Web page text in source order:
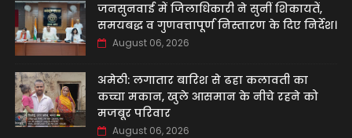
जनसुनवाई में जिलाधिकारी ने सुनीं शिकायतें,
समयबद्ध व गुणवत्तापूर्ण निस्तारण के दिए निर्देश।
August 06, 2026
अमेठी: लगातार बारिश से ढहा कलावती का
कच्चा मकान, खुले आसमान के नीचे रहने को
मजबूर परिवार
August 06, 2026